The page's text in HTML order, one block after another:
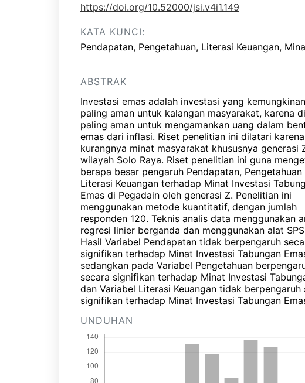
https://doi.org/10.52000/jsi.v4i1.149
KATA KUNCI:
Pendapatan, Pengetahuan, Literasi Keuangan,
ABSTRAK
Investasi emas adalah investasi yang
paling aman untuk kalangan masyarakat, karena
paling aman untuk mengamankan uang dalam
emas dari inflasi. Riset penelitian ini dilatari karena
kurangnya minat masyarakat khususnya generasi
wilayah Solo Raya. Riset penelitian ini guna
berapa besar pengaruh Pendapatan, Pengetahuan
Literasi Keuangan terhadap Minat Investasi
Emas di Pegadain oleh generasi Z. Penelitian ini
menggunakan metode kuantitatif, dengan jumlah
responden 120. Teknis analis data menggunakan
regresi linier berganda dan menggunakan alat
Hasil Variabel Pendapatan tidak berpengaruh
signifikan terhadap Minat Investasi Tabungan
sedangkan pada Variabel Pengetahuan
secara signifikan terhadap Minat Investasi
dan Variabel Literasi Keuangan tidak berpengaruh
signifikan terhadap Minat Investasi Tabungan
UNDUHAN